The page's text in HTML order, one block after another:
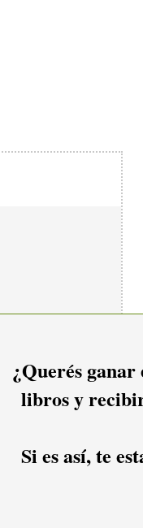
¿Querés ganar
libros y
Si es así, te